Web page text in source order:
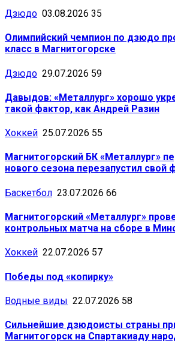
Дзюдо 03.08.2026 35
Олимпийский чемпион по дзюдо
класс в Магнитогорске
Дзюдо 29.07.2026 59
Давыдов: «Металлург» хорошо
такой фактор, как Андрей Разин
Хоккей 25.07.2026 55
Магнитогорский БК «Металлург»
нового сезона перезапустил свой
Баскетбол 23.07.2026 66
Магнитогорский «Металлург»
контрольных матча на сборе в
Хоккей 22.07.2026 57
Победы под «копирку»
Водные виды 22.07.2026 58
Сильнейшие дзюдоисты страны
Магнитогорск на Спартакиаду